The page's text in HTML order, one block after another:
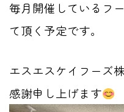
毎月開催しているフ
て頂く予定です。
エスエスケイフーズ
感謝申し上げます